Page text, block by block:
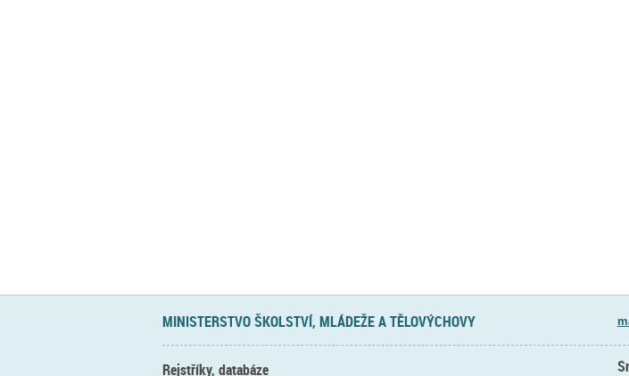
MINISTERSTVO ŠKOLSTVÍ, MLÁDEŽE A TĚLOVÝCHOVY
Rejstříky, databáze